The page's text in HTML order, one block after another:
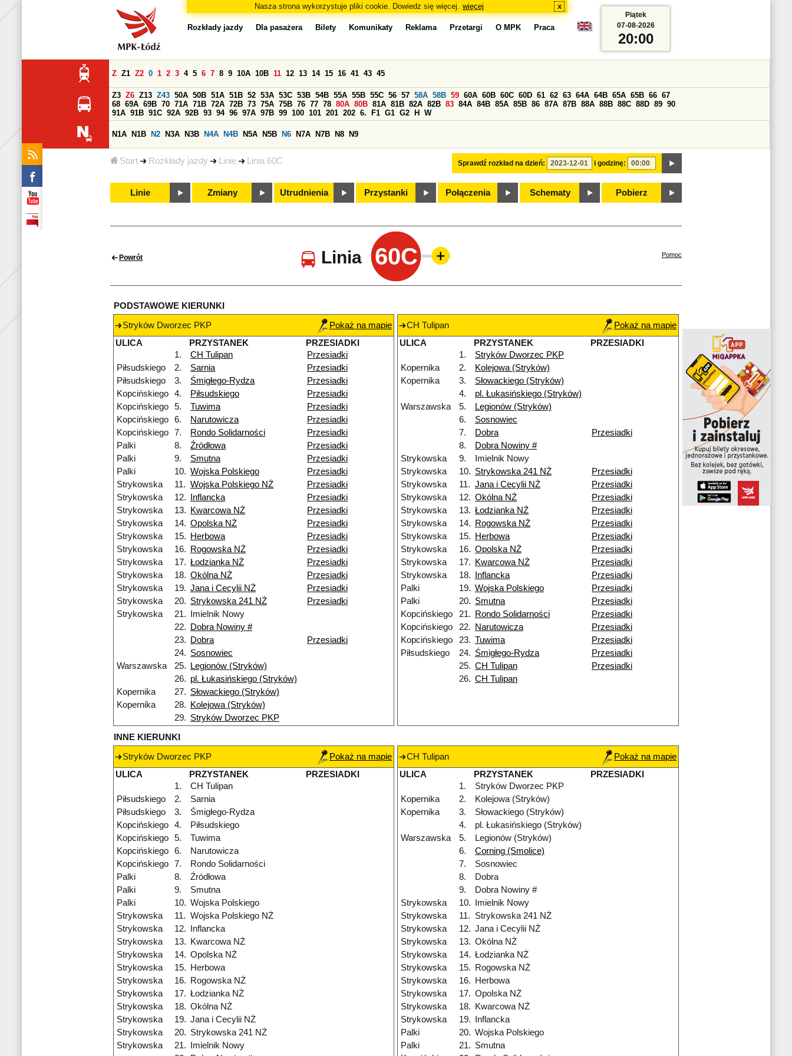
Nasza strona wykorzystuje pliki cookie. Dowiedz się więcej. więcej x
Start Rozkłady jazdy Linie Linia 60C
Rozkłady jazdy Dla pasażera Bilety Komunikaty Reklama Przetargi O MPK Praca
Sprawdź rozkład na dzień: i godzinę:
Z Z1 Z2 0 1 2 3 4 5 6 7 8 9 10A 10B 11 12 13 14 15 16 41 43 45
Z3 Z6 Z13 Z43 50A 50B 51A 51B 52 53A 53C 53B 54B 55A 55B 55C 56 57 58A 58B 59 60A 60B 60C 60D 61 62 63 64A 64B 65A 65B 66 67
68 69A 69B 70 71A 71B 72A 72B 73 75A 75B 76 77 78 80A 80B 81A 81B 82A 82B 83 84A 84B 85A 85B 86 87A 87B 88A 88B 88C 88D 89 90
91A 91B 91C 92A 92B 93 94 96 97A 97B 99 100 101 201 202 6. F1 G1 G2 H W
N1A N1B N2 N3A N3B N4A N4B N5A N5B N6 N7A N7B N8 N9
Linie Zmiany Utrudnienia Przystanki Połączenia Schematy Pobierz
Piątek
07-08-2026
20:00
Powrót Linia 60C Pomoc
PODSTAWOWE KIERUNKI
Stryków Dworzec PKP
Pokaż na mapie
ULICA
PRZYSTANEK
PRZESIADKI
1.
CH Tulipan
Przesiadki
Piłsudskiego
2. Sarnia
Przesiadki
Piłsudskiego
3. Śmigłego-Rydza
Przesiadki
Kopcińskiego
4. Piłsudskiego
Przesiadki
Kopcińskiego
5. Tuwima
Przesiadki
Kopcińskiego
6. Narutowicza
Przesiadki
Kopcińskiego
7. Rondo Solidarności
Przesiadki
Palki
8. Źródłowa
Przesiadki
Palki
9. Smutna
Przesiadki
Palki
10. Wojska Polskiego
Przesiadki
Strykowska
11. Wojska Polskiego NŻ
Przesiadki
Strykowska
12. Inflancka
Przesiadki
Strykowska
13. Kwarcowa NŻ
Przesiadki
Strykowska
14. Opolska NŻ
Przesiadki
Strykowska
15. Herbowa
Przesiadki
Strykowska
16. Rogowska NŻ
Przesiadki
Strykowska
17. Łodzianka NŻ
Przesiadki
Strykowska
18. Okólna NŻ
Przesiadki
Strykowska
19. Jana i Cecylii NŻ
Przesiadki
Strykowska
20. Strykowska 241 NŻ
Przesiadki
Strykowska
21.
Imielnik Nowy
22.
Dobra Nowiny #
23.
Dobra
Przesiadki
24. Sosnowiec
Warszawska
25.
Legionów (Stryków)
26. pl. Łukasińskiego (Stryków)
Kopernika
27. Słowackiego (Stryków)
Kopernika
28.
Kolejowa (Stryków)
29. Stryków Dworzec PKP
CH Tulipan
Pokaż na mapie
ULICA
PRZYSTANEK
PRZESIADKI
1.
Stryków Dworzec PKP
Kopernika
2.
Kolejowa (Stryków)
Kopernika
3.
Słowackiego (Stryków)
4.
pl. Łukasińskiego (Stryków)
Warszawska
5.
Legionów (Stryków)
6.
Sosnowiec
7.
Dobra
Przesiadki
8.
Dobra Nowiny #
Strykowska
9.
Imielnik Nowy
Strykowska
10. Strykowska 241 NŻ
Przesiadki
Strykowska
11. Jana i Cecylii NŻ
Przesiadki
Strykowska
12. Okólna NŻ
Przesiadki
Strykowska
13. Łodzianka NŻ
Przesiadki
Strykowska
14. Rogowska NŻ
Przesiadki
Strykowska
15. Herbowa
Przesiadki
Strykowska
16. Opolska NŻ
Przesiadki
Strykowska
17. Kwarcowa NŻ
Przesiadki
Strykowska
18. Inflancka
Przesiadki
Palki
19. Wojska Polskiego
Przesiadki
Palki
20. Smutna
Przesiadki
Kopcińskiego
21. Rondo Solidarności
Przesiadki
Kopcińskiego
22. Narutowicza
Przesiadki
Kopcińskiego
23. Tuwima
Przesiadki
Piłsudskiego
24. Śmigłego-Rydza
Przesiadki
25. CH Tulipan
Przesiadki
26. CH Tulipan
INNE KIERUNKI
Stryków Dworzec PKP
Pokaż na mapie
ULICA
PRZYSTANEK
PRZESIADKI
1.
CH Tulipan
Piłsudskiego
2.
Sarnia
Piłsudskiego
3.
Śmigłego-Rydza
Kopcińskiego
4.
Piłsudskiego
Kopcińskiego
5.
Tuwima
Kopcińskiego
6.
Narutowicza
Kopcińskiego
7.
Rondo Solidarności
Palki
8.
Źródłowa
Palki
9.
Smutna
Palki
10. Wojska Polskiego
Strykowska
11. Wojska Polskiego NŻ
Strykowska
12.
Inflancka
Strykowska
13.
Kwarcowa NŻ
Strykowska
14. Opolska NŻ
Strykowska
15.
Herbowa
Strykowska
16.
Rogowska NŻ
Strykowska
17. Łodzianka NŻ
Strykowska
18. Okólna NŻ
Strykowska
19. Jana i Cecylii NŻ
Strykowska
20. Strykowska 241 NŻ
Strykowska
21.
Imielnik Nowy
CH Tulipan
Pokaż na mapie
ULICA
PRZYSTANEK
PRZESIADKI
1.
Stryków Dworzec PKP
Kopernika
2.
Kolejowa (Stryków)
Kopernika
3.
Słowackiego (Stryków)
4.
pl. Łukasińskiego (Stryków)
Warszawska
5.
Legionów (Stryków)
6.
Corning (Smolice)
7.
Sosnowiec
8.
Dobra
9.
Dobra Nowiny #
Strykowska
10.
Imielnik Nowy
Strykowska
11.
Strykowska 241 NŻ
Strykowska
12. Jana i Cecylii NŻ
Strykowska
13. Okólna NŻ
Strykowska
14. Łodzianka NŻ
Strykowska
15.
Rogowska NŻ
Strykowska
16.
Herbowa
Strykowska
17. Opolska NŻ
Strykowska
18.
Kwarcowa NŻ
Strykowska
19.
Inflancka
Palki
20. Wojska Polskiego
Palki
21. Smutna